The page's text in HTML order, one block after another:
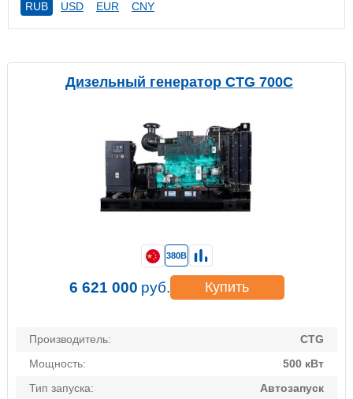
RUB USD EUR CNY
Дизельный генератор CTG 700C
Производитель:
CTG
Мощность:
500 кВт
Тип запуска:
Автозапуск
380В
6 621 000 руб. Купить